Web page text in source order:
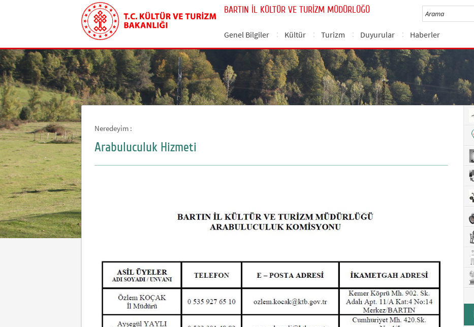
BARTIN İL KÜLTÜR VE TURİZM MÜDÜRLÜĞÜ
Genel Bilgiler Kültür Turizm Duyurular Haberler
Neredeyim :
Arabuluculuk Hizmeti